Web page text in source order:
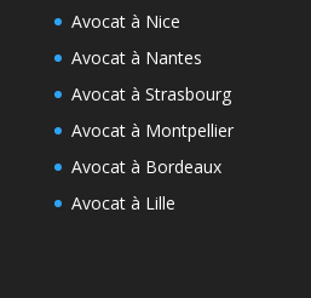
Avocat à Nice
Avocat à Nantes
Avocat à Strasbourg
Avocat à Montpellier
Avocat à Bordeaux
Avocat à Lille